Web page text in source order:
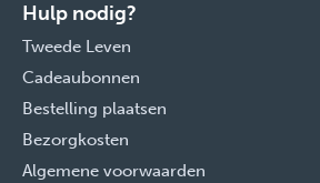
Hulp nodig?
Tweede Leven
Cadeaubonnen
Bestelling plaatsen
Bezorgkosten
Algemene voorwaarden